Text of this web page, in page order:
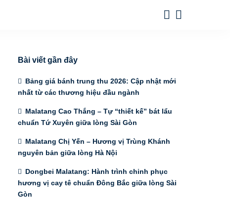
Bài viết gần đây
Bảng giá bánh trung thu 2026: Cập nhật mới
nhất từ các thương hiệu đầu ngành
Malatang Cao Thắng – Tự “thiết kế” bát lẩu
chuẩn Tứ Xuyên giữa lòng Sài Gòn
Malatang Chị Yến – Hương vị Trùng Khánh
nguyên bản giữa lòng Hà Nội
Dongbei Malatang: Hành trình chinh phục
hương vị cay tê chuẩn Đông Bắc giữa lòng Sài
Gòn